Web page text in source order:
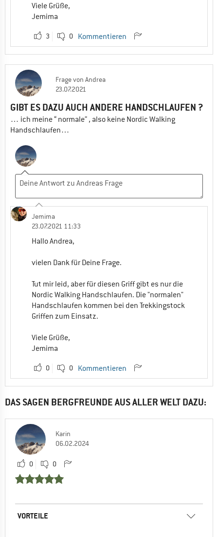
Viele Grüße,
Jemima
3 0 Kommentieren
Fragevon Andrea
23.07.2021
GIBT ES DAZU AUCH ANDERE HANDSCHLAUFEN ?
… ich meine “ normale” , also keine Nordic Walking
Handschlaufen…
Jemima
23.07.2021 11:33
Hallo Andrea,
vielen Dank für Deine Frage.
Tut mir leid, aber für diesen Griff gibt es nur die
Nordic Walking Handschlaufen. Die "normalen"
Handschlaufen kommen bei den Trekkingstock
Griffen zum Einsatz.
Viele Grüße,
Jemima
0 0 Kommentieren
DAS SAGEN BERGFREUNDE AUS ALLER WELT DAZU:
Karin
06.02.2024
0 0
VORTEILE